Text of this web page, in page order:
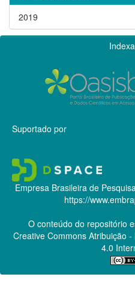
2019
Suportado por
Empresa Brasileira de
https://
O conteúdo do repositório
Creative CommonsAtribuição -
4.0